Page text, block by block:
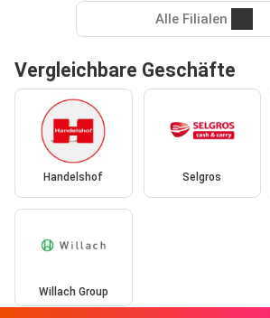
Alle Filialen
Vergleichbare Geschäfte
Handelshof Selgros
Willach Group